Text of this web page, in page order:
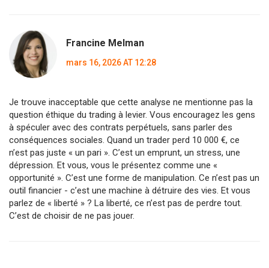
Francine Melman
mars 16, 2026 AT 12:28
Je trouve inacceptable que cette analyse ne mentionne pas la
question éthique du trading à levier. Vous encouragez les gens
à spéculer avec des contrats perpétuels, sans parler des
conséquences sociales. Quand un trader perd 10 000 €, ce
n’est pas juste « un pari ». C’est un emprunt, un stress, une
dépression. Et vous, vous le présentez comme une «
opportunité ». C’est une forme de manipulation. Ce n’est pas un
outil financier - c’est une machine à détruire des vies. Et vous
parlez de « liberté » ? La liberté, ce n’est pas de perdre tout.
C’est de choisir de ne pas jouer.